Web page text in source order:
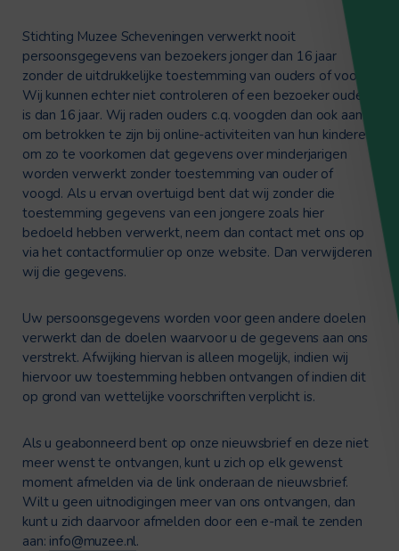
Stichting Muzee Scheveningen verwerkt nooit
persoonsgegevens van bezoekers jonger dan 16 jaar
zonder de uitdrukkelijke toestemming van ouders of voogd.
Wij kunnen echter niet controleren of een bezoeker ouder
is dan 16 jaar. Wij raden ouders c.q. voogden dan ook aan
om betrokken te zijn bij online-activiteiten van hun kinderen
om zo te voorkomen dat gegevens over minderjarigen
worden verwerkt zonder toestemming van ouder of
voogd. Als u ervan overtuigd bent dat wij zonder die
toestemming gegevens van een jongere zoals hier
bedoeld hebben verwerkt, neem dan contact met ons op
via het contactformulier op onze website. Dan verwijderen
wij die gegevens.
Uw persoonsgegevens worden voor geen andere doelen
verwerkt dan de doelen waarvoor u de gegevens aan ons
verstrekt. Afwijking hiervan is alleen mogelijk, indien wij
hiervoor uw toestemming hebben ontvangen of indien dit
op grond van wettelijke voorschriften verplicht is.
Als u geabonneerd bent op onze nieuwsbrief en deze niet
meer wenst te ontvangen, kunt u zich op elk gewenst
moment afmelden via de link onderaan de nieuwsbrief.
Wilt u geen uitnodigingen meer van ons ontvangen, dan
kunt u zich daarvoor afmelden door een e-mail te zenden
aan: info@muzee.nl.